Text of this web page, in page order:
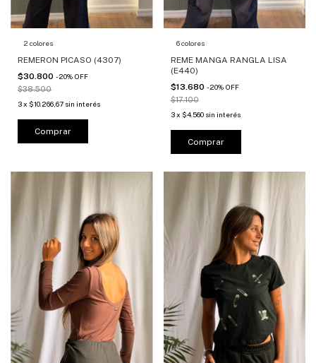
2 colores
REMERON PICASO (4307)
$30.800 -20% OFF
$38.500
3x $10.266,67 sin interés
Comprar
6 colores
REME MANGA RANGLA LISA
(E440)
$13.680 -20% OFF
$17.100
3 x $4.560 sin interés
Comprar